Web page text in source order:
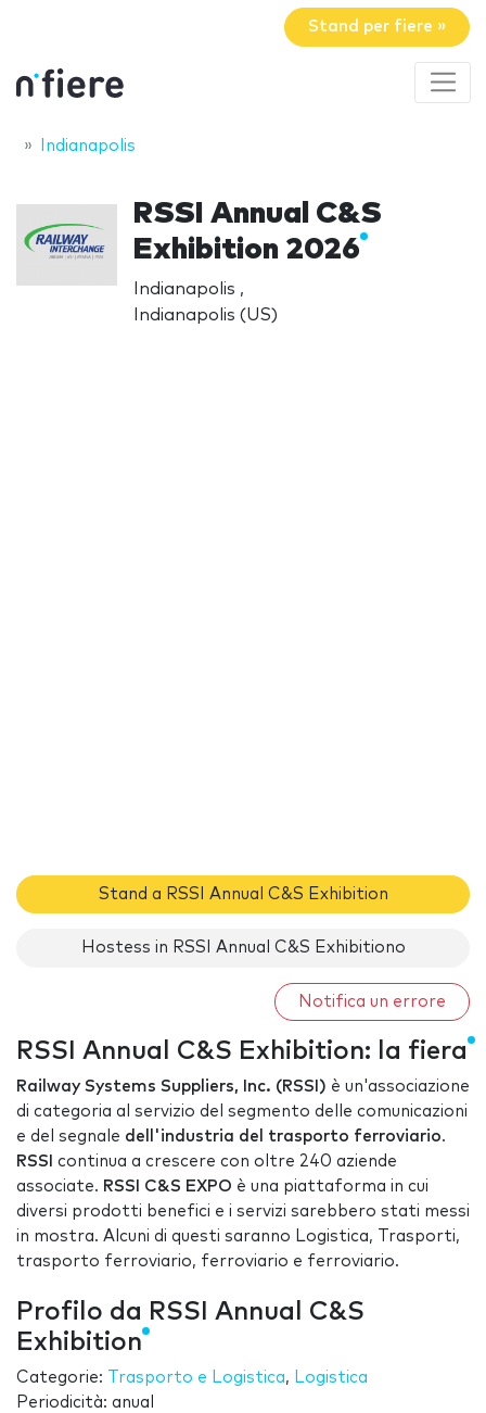
Stand per fiere »
Indianapolis
RSSI Annual C&S
Exhibition 2026
Indianapolis ,
Indianapolis (US)
Stand a RSSI Annual C&S Exhibition
Hostess in RSSI Annual C&S Exhibitiono
Notifica un errore
RSSI Annual C&S Exhibition: la fiera
Railway Systems Suppliers, Inc. (RSSI) è un'associazione
di categoria al servizio del segmento delle comunicazioni
e del segnale dell'industria del trasporto ferroviario.
RSSI continua a crescere con oltre 240 aziende
associate. RSSI C&S EXPO è una piattaforma in cui
diversi prodotti benefici e i servizi sarebbero stati messi
in mostra. Alcuni di questi saranno Logistica, Trasporti,
trasporto ferroviario, ferroviario e ferroviario.
Profilo da RSSI Annual C&S
Exhibition
Categorie: Trasporto e Logistica, Logistica
Periodicità: anual